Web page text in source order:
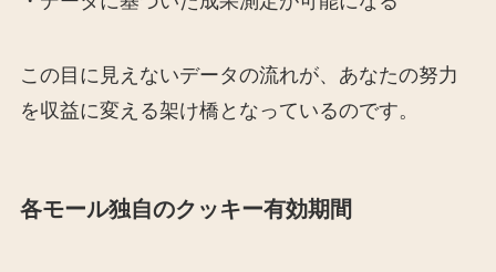
この目に見えないデータの流れが、あなたの努力
を収益に変える架け橋となっているのです。
各モール独自のクッキー有効期間